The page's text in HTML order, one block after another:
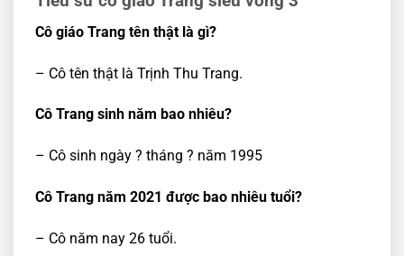
Cô giáo Trang tên thật là gì?
– Cô tên thật là Trịnh Thu Trang.
Cô Trang sinh năm bao nhiêu?
– Cô sinh ngày ? tháng ? năm 1995
Cô Trang năm 2021 được bao nhiêu tuổi?
– Cô năm nay 26 tuổi.